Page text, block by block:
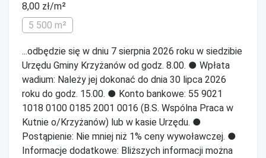
8,00 zł/m²
5 500 m²
...odbędzie się w dniu 7 sierpnia 2026 roku w siedzibie
Urzędu Gminy Krzyżanów od godz. 8.00. ● Wpłata
wadium: Należy jej dokonać do dnia 30 lipca 2026
roku do godz. 15.00. ● Konto bankowe: 55 9021
1018 0100 0185 2001 0016 (B.S. Wspólna Praca w
Kutnie o/Krzyżanów) lub w kasie Urzędu. ●
Postąpienie: Nie mniej niż 1% ceny wywoławczej. ●
Informacje dodatkowe: Bliższych informacji można